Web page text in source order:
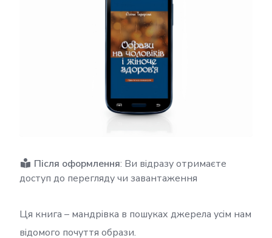
Після оформлення: Ви відразу отримаєте
доступ до перегляду чи завантаження
Ця книга – мандрівка в пошуках джерела усім нам
відомого почуття образи.